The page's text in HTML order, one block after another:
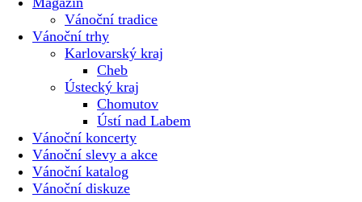
Vánoční tradice
Vánoční trhy
Karlovarský kraj
Cheb
Ústecký kraj
Chomutov
Ústí nad Labem
Vánoční koncerty
Vánoční slevy a akce
Vánoční katalog
Vánoční diskuze